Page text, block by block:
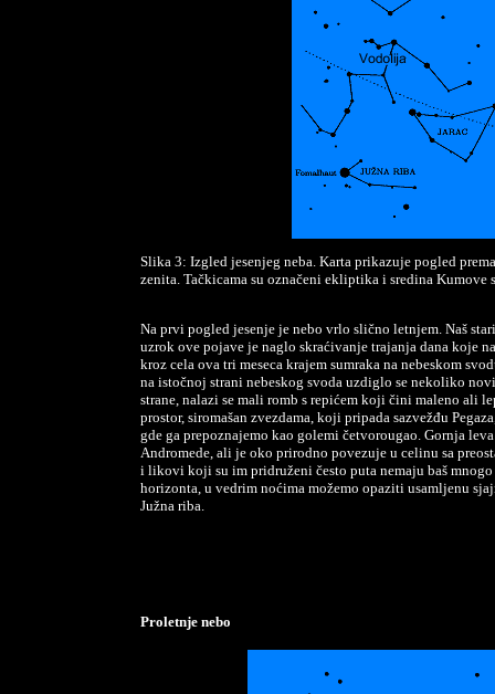
Slika 3: Izgled jesenjeg neba. Karta prikazuje pogled
zenita. Tačkicama su označeni ekliptika i sredina Kumove
Na prvi pogled jesenje je nebo vrlo slično letnjem. Naš
uzrok ove pojave je naglo skraćivanje trajanja dana koje
kroz cela ova tri meseca krajem sumraka na nebeskom
na istočnoj strani nebeskog svoda uzdiglo se nekoliko
strane, nalazi se mali romb s repićem koji čini maleno ali
prostor, siromašan zvezdama, koji pripada sazvežđu
gde ga prepoznajemo kao golemi četvorougao. Gornja
Andromede, ali je oko prirodno povezuje u celinu sa
i likovi koji su im pridruženi često puta nemaju baš
horizonta, u vedrim noćima možemo opaziti usamljenu
Južna riba.
Proletnje nebo